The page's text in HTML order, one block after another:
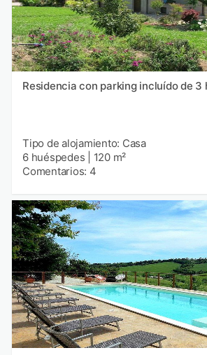
Residencia con parking incluído de 3
Tipo de alojamiento: Casa
6 huéspedes
120 m²
Comentarios: 4